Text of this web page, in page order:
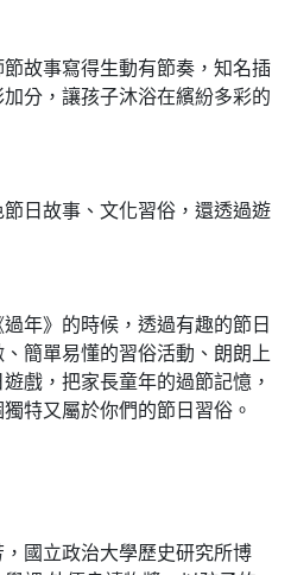
故事寫得生動有節奏，知名插
分，讓孩子沐浴在繽紛多彩的
日故事、文化習俗，還透過遊
年》的時候，透過有趣的節日
簡單易懂的習俗活動、朗朗上
戲，把家長童年的過節記憶，
特又屬於你們的節日習俗。
國立政治大學歷史研究所博